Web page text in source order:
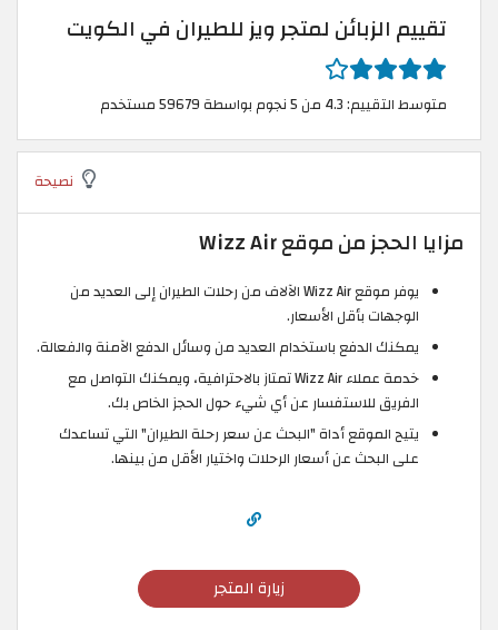
تقييم الزبائن لمتجر ويز للطيران في الكويت
متوسط التقييم: 4.3 من 5 نجوم بواسطة 59679 مستخدم
نصيحة
مزايا الحجز من موقع Wizz Air
يوفر موقع Wizz Air الآلاف من رحلات الطيران إلى العديد من
الوجهات بأقل الأسعار.
يمكنك الدفع باستخدام العديد من وسائل الدفع الآمنة والفعالة.
خدمة عملاء Wizz Air تمتاز بالاحترافية، ويمكنك التواصل مع
الفريق للاستفسار عن أي شيء حول الحجز الخاص بك.
يتيح الموقع أداة "البحث عن سعر رحلة الطيران" التي تساعدك
على البحث عن أسعار الرحلات واختيار الأقل من بينها.
زيارة المتجر